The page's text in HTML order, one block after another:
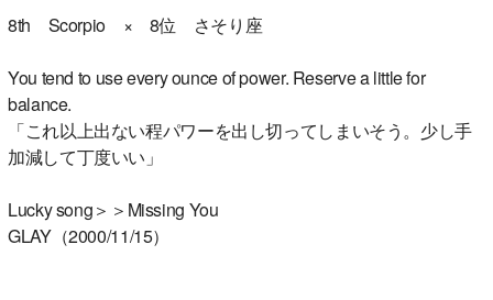
8th Scorpio × 8位 さそり座
You tend to use every ounce of power. Reserve a little for
balance.
「これ以上出ない程パワーを出し切ってしまいそう。少し手
加減して丁度いい」
Lucky song＞＞Missing You
GLAY（2000/11/15）